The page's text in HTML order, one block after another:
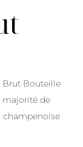
Brut Bouteille
majorité de
champenoise